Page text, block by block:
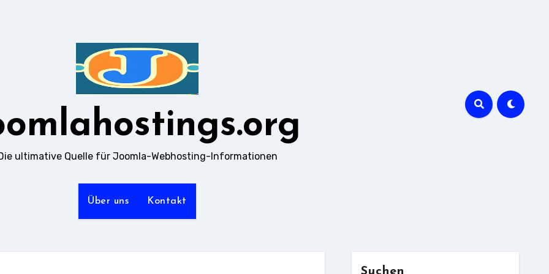
ultimative Quelle für Joomla-Webhosting-Informationen
Über uns Kontakt
Suchen